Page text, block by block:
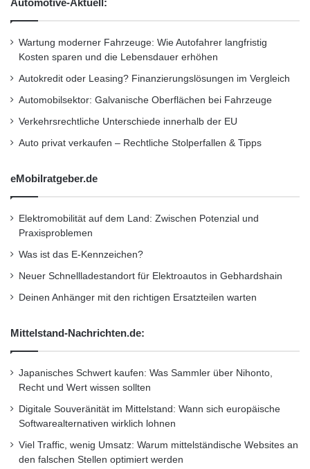
Handelskunden auch die Endverbraucher, die
sich überwiegend online oder mobil
MeinProspekt auf die Online-Plattformen
unserer Verlagsgruppe integrieren.
MeinProspekt: “Wir sind außerordentlich
bedeutende Verlagsgruppen wie WAZ,
Madsack und SWMH als Partner und Teilhaber
zu gewinnen. In unseren Gesprächen mit den
Verlagsgruppen hat sich gezeigt, dass wir
neuen digitalen Reichweiten von MeinProspekt
ergänzen sich perfekt. Den überwiegenden Teil
der Endverbraucher kann man nach wie vor
mit tradionell gedruckten Prospekten
hervorragend erreichen, dort wo das nicht
a
u
Automotive-Aktuell:
Wartung moderner Fahrzeuge: Wie Autofahrer langfristig
Kosten sparen und die Lebensdauer erhöhen
Autokredit oder Leasing? Finanzierungslösungen im Vergleich
Automobilsektor: Galvanische Oberflächen bei Fahrzeuge
Verkehrsrechtliche Unterschiede innerhalb der EU
Auto privat verkaufen – Rechtliche Stolperfallen & Tipps
eMobilratgeber.de
Elektromobilität auf dem Land: Zwischen Potenzial und
Praxisproblemen
Was ist das E-Kennzeichen?
Neuer Schnellladestandort für Elektroautos in Gebhardshain
Deinen Anhänger mit den richtigen Ersatzteilen warten
Mittelstand-Nachrichten.de:
Japanisches Schwert kaufen: Was Sammler über Nihonto,
Recht und Wert wissen sollten
Digitale Souveränität im Mittelstand: Wann sich europäische
Softwarealternativen wirklich lohnen
Viel Traffic, wenig Umsatz: Warum mittelständische Websites an
den falschen Stellen optimiert werden